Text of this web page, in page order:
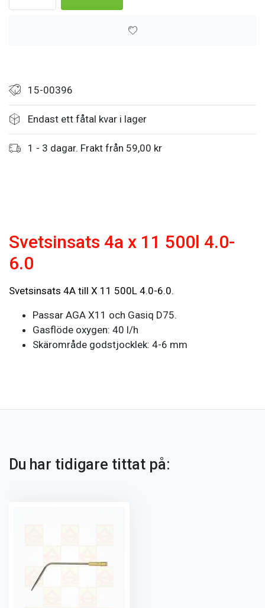
15-00396
Endast ett fåtal kvar i lager
1 - 3 dagar. Frakt från 59,00 kr
Svetsinsats 4a x 11 500l 4.0-
6.0
Svetsinsats 4A till X 11 500L 4.0-6.0.
Passar AGA X11 och Gasiq D75.
Gasflöde oxygen: 40 l/h
Skärområde godstjocklek: 4-6 mm
Du har tidigare tittat på: